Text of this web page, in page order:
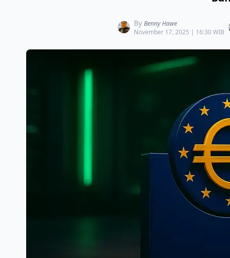
By Benny Hawe
November 17, 2025 | 16:30 WIB